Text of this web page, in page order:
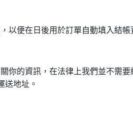
以便在日後用於訂單自動填入結帳
你的資訊，在法律上我們並不需
送地址。